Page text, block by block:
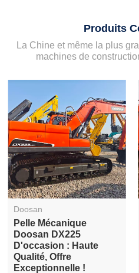
Produits
La Chine et même la plus
machines de
Doosan
Pelle Mécanique
Doosan DX225
D'occasion : Haute
Qualité, Offre
Exceptionnelle !